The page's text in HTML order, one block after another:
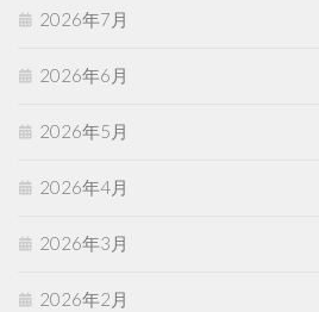
2026年7月
2026年6月
2026年5月
2026年4月
2026年3月
2026年2月